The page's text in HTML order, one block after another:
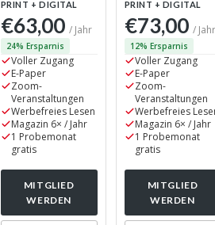
PRINT + DIGITAL
€63,00 / Jahr
24% Ersparnis
Voller Zugang
E-Paper
Zoom-
Veranstaltungen
Werbefreies Lesen
Magazin 6× / Jahr
1 Probemonat
gratis
MITGLIED
WERDEN
PRINT + DIGITAL
€73,00 / Jahr
12% Ersparnis
Voller Zugang
E-Paper
Zoom-
Veranstaltungen
Werbefreies
Magazin 6× / Jahr
1 Probemonat
gratis
MITGLIED
WERDEN